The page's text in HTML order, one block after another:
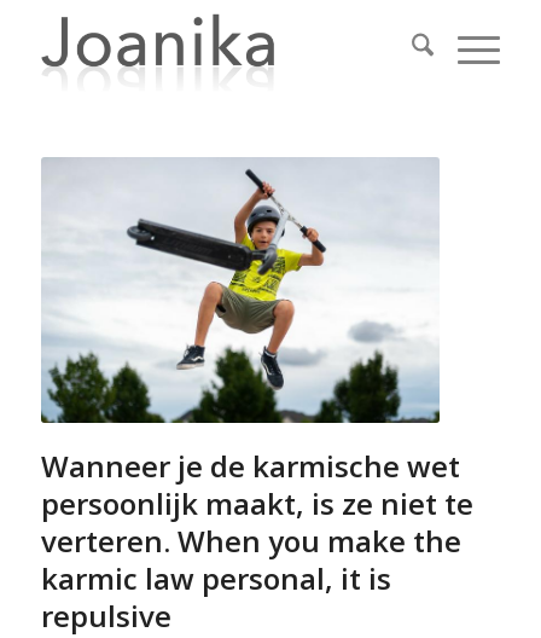
Wanneer je de karmische wet
persoonlijk maakt, is ze niet te
verteren. When you make the
karmic law personal, it is
repulsive